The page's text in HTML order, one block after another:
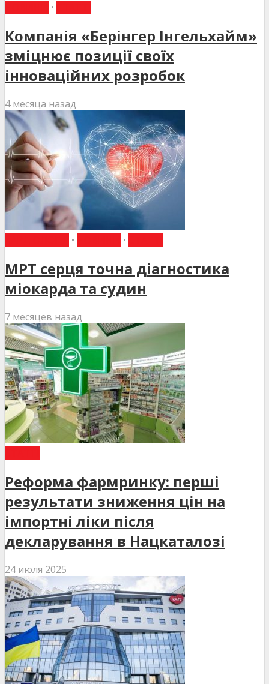
•
Компанія «Берінгер Інгельхайм»
зміцнює позиції своїх
інноваційних розробок
4 месяца назад
• •
МРТ серця точна діагностика
міокарда та судин
7 месяцев назад
Реформа фармринку: перші
результати зниження цін на
імпортні ліки після
декларування в Нацкаталозі
24 июля 2025